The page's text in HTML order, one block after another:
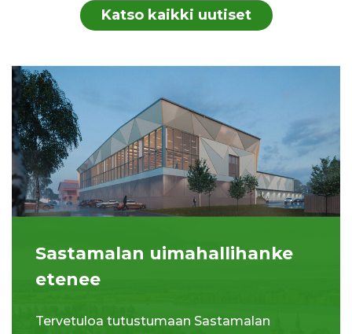
Katso kaikki uutiset
Sastamalan uimahallihanke
etenee
Tervetuloa tutustumaan Sastamalan